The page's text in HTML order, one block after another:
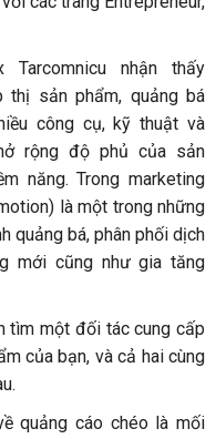
nhận thấy
thị sản phẩm, quảng bá
công cụ, kỹ thuật và
rộng độ phủ của sản
năng. Trong marketing
là một trong những
quảng bá, phân phối dịch
mới cũng như gia tăng
tìm một đối tác cung cấp
của bạn, và cả hai cùng
quảng cáo chéo là mối